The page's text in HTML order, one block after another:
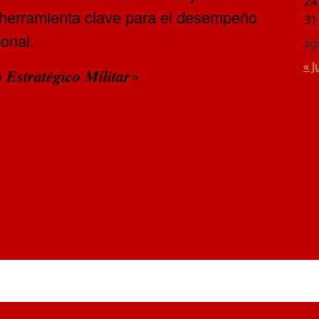
clave para el desempeño
𝑴𝒊𝒍𝒊𝒕𝒂𝒓»
31
«